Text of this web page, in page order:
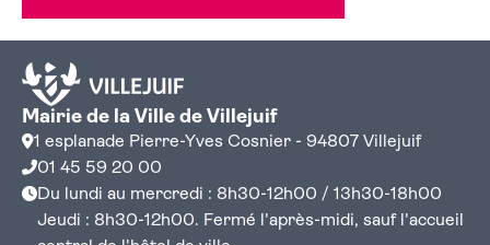
Mairie de la Ville de Villejuif
1 esplanade Pierre-Yves Cosnier - 94807 Villejuif
01 45 59 20 00
Du lundi au mercredi : 8h30-12h00 / 13h30-18h00
Jeudi : 8h30-12h00. Fermé l'après-midi, sauf l'accueil